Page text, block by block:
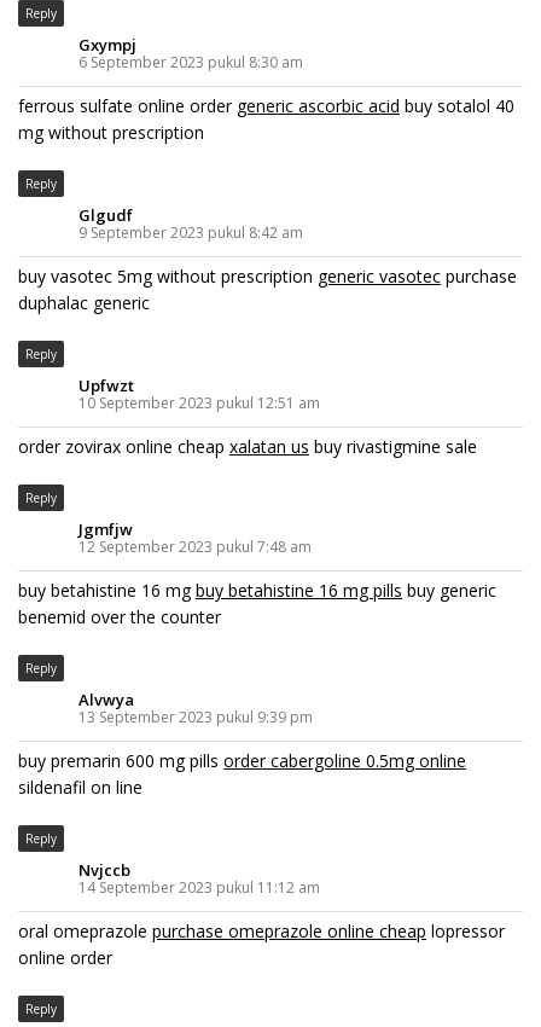
Reply
Gxympj
6 September 2023 pukul 8:30 am
ferrous sulfate online order generic ascorbic acid buy sotalol 40
mg without prescription
Reply
Glgudf
9 September 2023 pukul 8:42 am
buy vasotec 5mg without prescription generic vasotec purchase
duphalac generic
Reply
Upfwzt
10 September 2023 pukul 12:51 am
order zovirax online cheap xalatan us buy rivastigmine sale
Reply
Jgmfjw
12 September 2023 pukul 7:48 am
buy betahistine 16 mgbuy betahistine 16 mg pills buy generic
benemid over the counter
Reply
Alvwya
13 September 2023 pukul 9:39 pm
buy premarin 600 mg pills order cabergoline 0.5mg online
sildenafil on line
Reply
Nvjccb
14 September 2023 pukul 11:12 am
oral omeprazole purchase omeprazole online cheap lopressor
online order
Reply